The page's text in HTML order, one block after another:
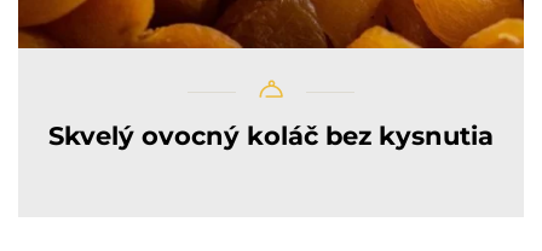
Skvelý ovocný koláč bez kysnutia